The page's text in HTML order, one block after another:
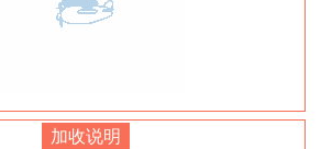
加收说明